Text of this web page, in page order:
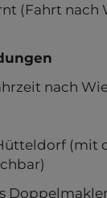
(Fahrt nach
nach
(mit